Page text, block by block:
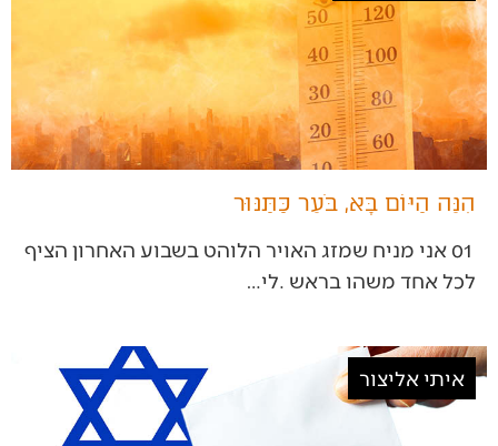
הִנֵּה הַיּוֹם בָּא, בֹּעֵר כַּתַּנּוּר
‬לכל‭ ‬אחד‭ ‬משהו‭ ‬בראש‭. ‬לי‭…
איתי אליצור